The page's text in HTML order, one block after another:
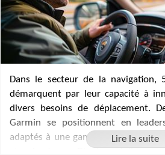
Dans le secteur de la navigation,
démarquent par leur capacité à
divers besoins de déplacement.
Garmin se positionnent en
adaptés à une gamme étendue